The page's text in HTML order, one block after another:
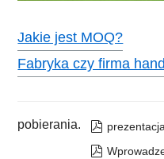
Jakie jest MOQ?
Fabryka czy firma
pobierania. 
